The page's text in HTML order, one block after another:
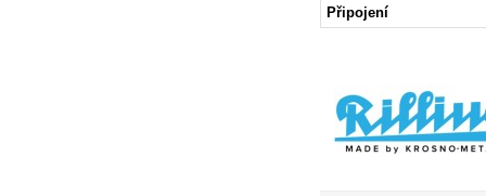
Připojení